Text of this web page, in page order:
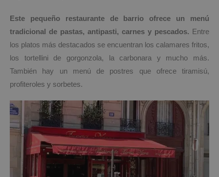
Este pequeño restaurante de barrio ofrece un menú
tradicional de pastas, antipasti, carnes y pescados. Entre
los platos más destacados se encuentran los calamares fritos,
los tortellini de gorgonzola, la carbonara y mucho más.
También hay un menú de postres que ofrece tiramisú,
profiteroles y sorbetes.